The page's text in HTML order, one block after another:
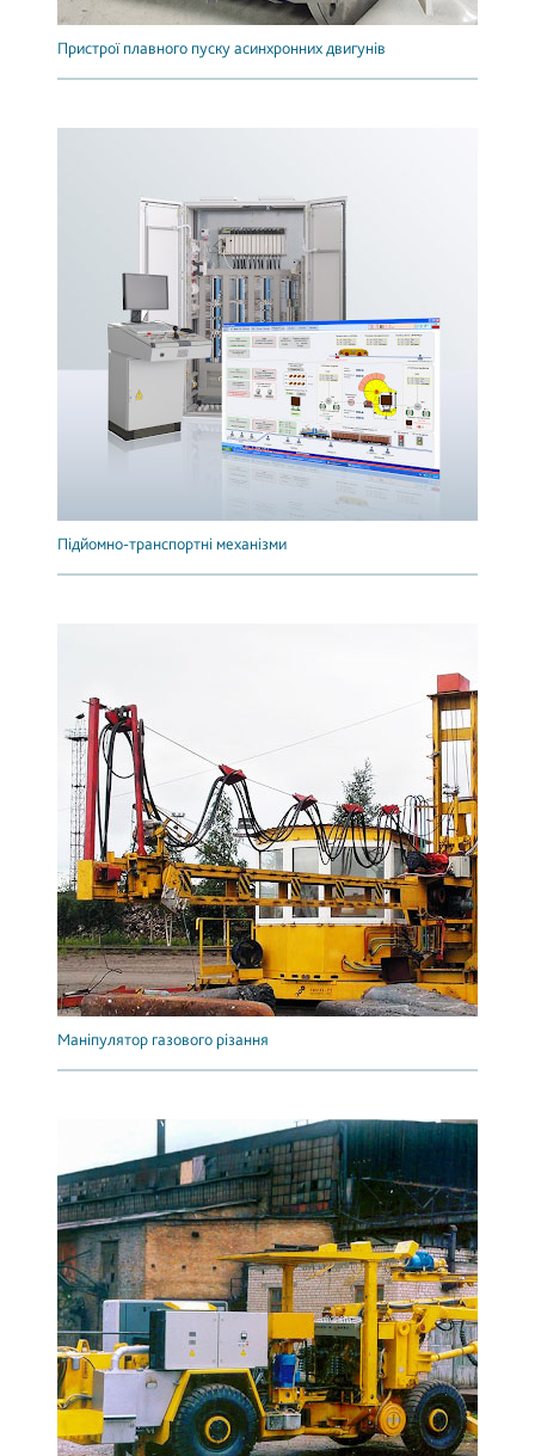
Пристрої плавного пуску асинхронних двигунів
Підйомно-транспортні механізми
Маніпулятор газового різання